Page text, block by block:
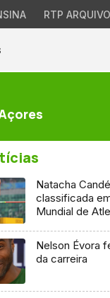
RTP
Natacha
classificada
Mundial de
Nelson Évora
da carreira